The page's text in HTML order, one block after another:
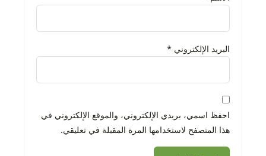
البريد الإلكتروني *
احفظ اسمي، بريدي الإلكتروني، والموقع الإلكتروني في
هذا المتصفح لاستخدامها المرة المقبلة في تعليقي.